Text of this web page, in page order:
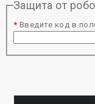
Защита от
Введите код в